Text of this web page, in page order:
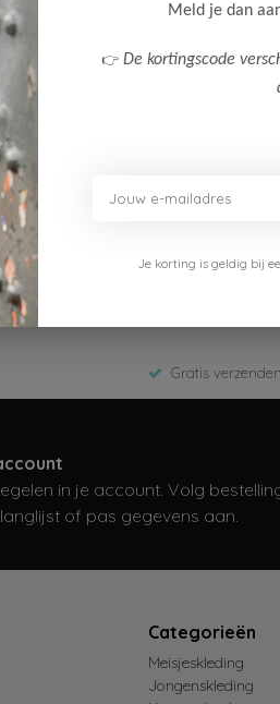
Cars Jeans
5887101-Black
ED-Zomer 2026
Gratis
in je account. Volg
of pas gegevens aan.
Categorieën
Meisjeskleding
Jongenskleding
Meld je dan
👉 De kortingscode
Je korting is geldig bij